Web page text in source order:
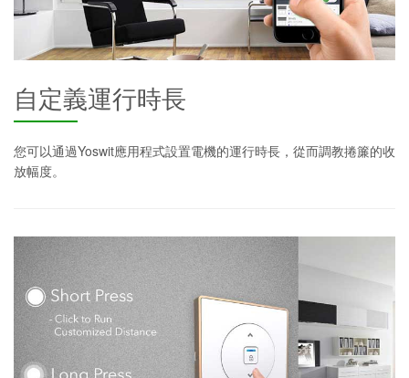
自定義運行時長
您可以通過Yoswit應用程式設置電機的運行時長，從而調教捲簾的收
放幅度。